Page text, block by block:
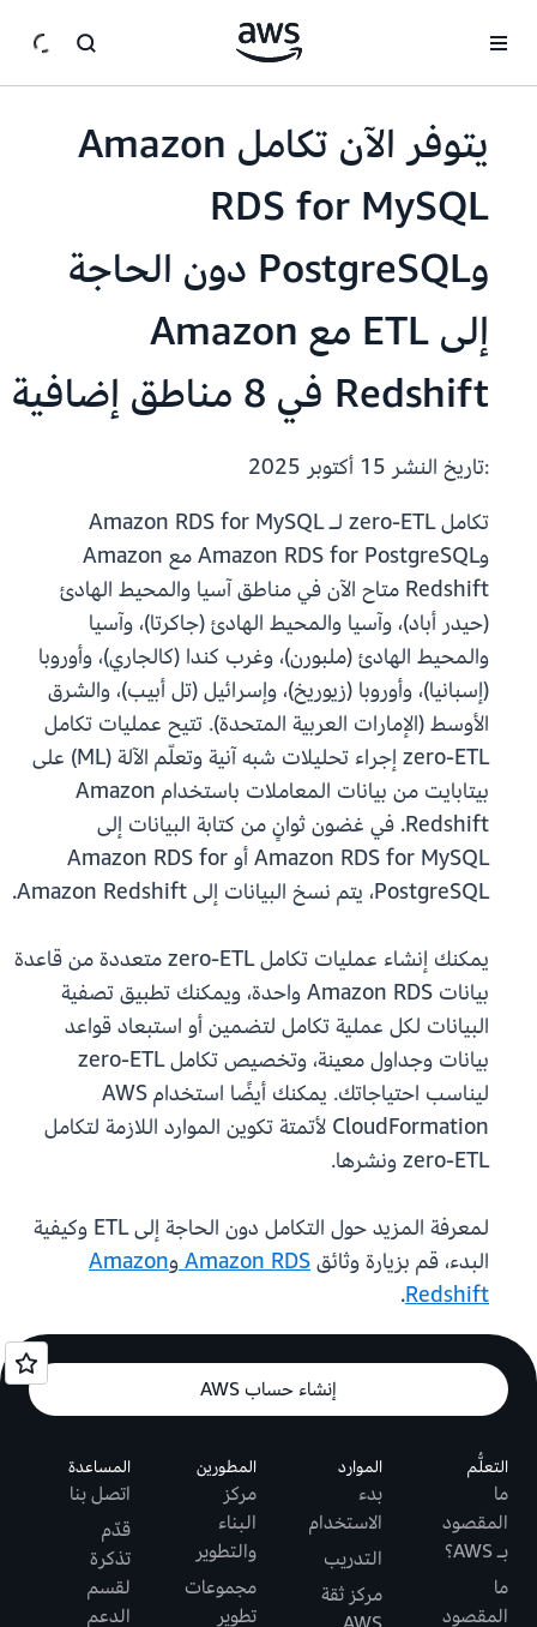
يتوفر الآن تكامل Amazon
RDS for MySQL
وPostgreSQL دون الحاجة
إلى ETL مع Amazon
Redshift في 8 مناطق إضافية
:تاريخ النشر
تكامل zero-ETL لـ Amazon RDS for MySQL
وAmazon RDS for PostgreSQL مع Amazon
Redshift متاح الآن في مناطق آسيا والمحيط الهادئ
(حيدر أباد)، وآسيا والمحيط الهادئ (جاكرتا)، وآسيا
والمحيط الهادئ (ملبورن)، وغرب كندا (كالجاري)، وأوروبا
(إسبانيا)، وأوروبا (زيوريخ)، وإسرائيل (تل أبيب)، والشرق
الأوسط (الإمارات العربية المتحدة). تتيح عمليات تكامل
zero-ETL إجراء تحليلات شبه آنية وتعلّم الآلة (ML) على
بيتابايت من بيانات المعاملات باستخدام Amazon
Redshift. في غضون ثوانٍ من كتابة البيانات إلى
Amazon RDS for MySQL أو Amazon RDS for
PostgreSQL، يتم نسخ البيانات إلى Amazon Redshift.
يمكنك إنشاء عمليات تكامل zero-ETL متعددة من قاعدة
بيانات Amazon RDS واحدة، ويمكنك تطبيق تصفية
البيانات لكل عملية تكامل لتضمين أو استبعاد قواعد
بيانات وجداول معينة، وتخصيص تكامل zero-ETL
ليناسب احتياجاتك. يمكنك أيضًا استخدام AWS
CloudFormation لأتمتة تكوين الموارد اللازمة لتكامل
zero-ETL ونشرها.
لمعرفة المزيد حول التكامل دون الحاجة إلى ETL وكيفية
البدء، قم بزيارة وثائقAmazon RDSوAmazon
Redshift
.
إنشاء حساب AWS
التعلُّم
ما
المقصود
بـ AWS؟
ما
المقصود
الموارد
بدء
الاستخدام
التدريب
مركز ثقة
المطورين
مركز
البناء
والتطوير
مجموعات
تطوير
المساعدة
اتصل بنا
قدّم
تذكرة
لقسم
الدعم